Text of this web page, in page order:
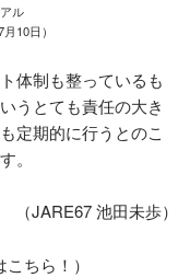
ル
10日）
体制も整っているも
うとても責任の大き
定期的に行うとのこ
。
（JARE67 池田未歩）
ちら！）